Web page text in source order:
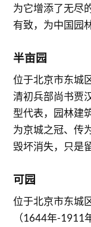
为它增添了无尽
有致，为中国园
半亩园
位于北京市东城
清初兵部尚书贾
型代表，园林建
为京城之冠、传
毁坏消失，只是
可园
位于北京市东城
（1644年-1911